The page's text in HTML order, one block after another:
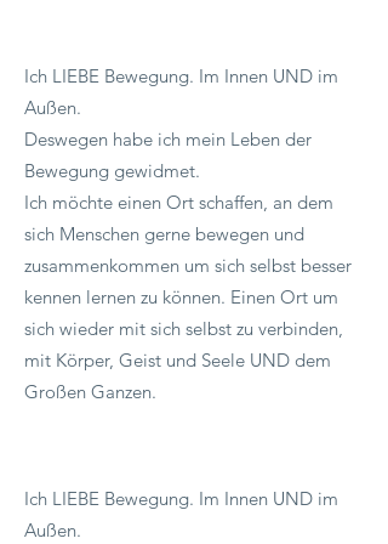
Ich LIEBE Bewegung. Im Innen UND im
Außen.
Deswegen habe ich mein Leben der
Bewegung gewidmet.
Ich möchte einen Ort schaffen, an dem
sich Menschen gerne bewegen und
zusammenkommen um sich selbst besser
kennen lernen zu können. Einen Ort um
sich wieder mit sich selbst zu verbinden,
mit Körper, Geist und Seele UND dem
Großen Ganzen.
Ich LIEBE Bewegung. Im Innen UND im
Außen.